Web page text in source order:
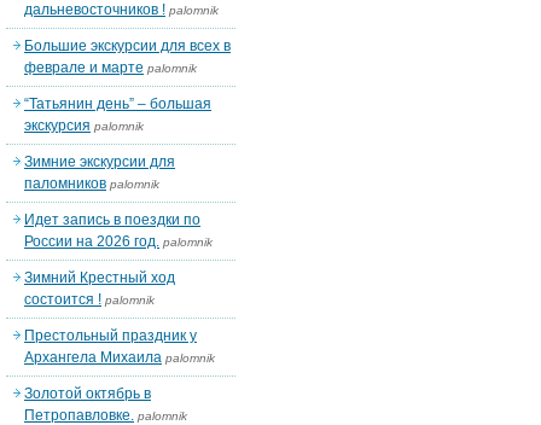
дальневосточников ! palomnik
Большие экскурсии для всех в
феврале и марте palomnik
“Татьянин день” – большая
экскурсия palomnik
Зимние экскурсии для
паломников palomnik
Идет запись в поездки по
России на 2026 год. palomnik
Зимний Крестный ход
состоится ! palomnik
Престольный праздник у
Архангела Михаила palomnik
Золотой октябрь в
Петропавловке. palomnik